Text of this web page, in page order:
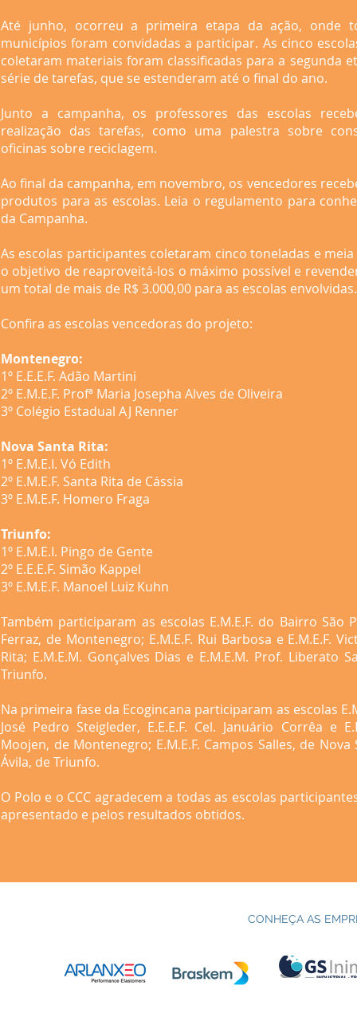
Até junho, ocorreu a primeira etapa da ação, onde
municípios foram convidadas a participar. As cinco
coletaram materiais foram classificadas para a segunda
série de tarefas, que se estenderam até o final do ano.
Junto a campanha, os professores das escolas
realização das tarefas, como uma palestra sobre
oficinas sobre reciclagem.
Ao final da campanha, em novembro, os vencedores
produtos para as escolas. Leia o regulamento para
da Campanha.
As escolas participantes coletaram cinco toneladas e
o objetivo de reaproveitá-los o máximo possível e
um total de mais de R$ 3.000,00 para as escolas envolvidas.
Confira as escolas vencedoras do projeto:
Montenegro:
1º E.E.E.F. Adão Martini
2º E.M.E.F. Profª Maria Josepha Alves de Oliveira
3º Colégio Estadual AJ Renner
Nova Santa Rita:
1º E.M.E.I. Vó Edith
2º E.M.E.F. Santa Rita de Cássia
3º E.M.E.F. Homero Fraga
Triunfo:
1º E.M.E.I. Pingo de Gente
2º E.E.E.F. Simão Kappel
3º E.M.E.F. Manoel Luiz Kuhn
Também participaram as escolas E.M.E.F. do Bairro São
Ferraz, de Montenegro; E.M.E.F. Rui Barbosa e E.M.E.F.
Rita; E.M.E.M. Gonçalves Dias e E.M.E.M. Prof. Liberato
Triunfo.
Na primeira fase da Ecogincana participaram as escolas
José Pedro Steigleder, E.E.E.F. Cel. Januário Corrêa e
Moojen, de Montenegro; E.M.E.F. Campos Salles, de Nova
Ávila, de Triunfo.
O Polo e o CCC agradecem a todas as escolas
apresentado e pelos resultados obtidos.
CONHEÇA AS